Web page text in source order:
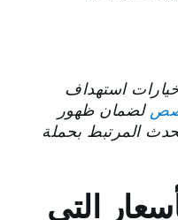
استهداف
لضمان ظهور
المرتبط بحملة
التي